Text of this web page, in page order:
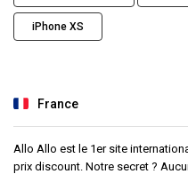
iPhone XS
France
Allo Allo est le 1er site
prix discount. Notre secret ?